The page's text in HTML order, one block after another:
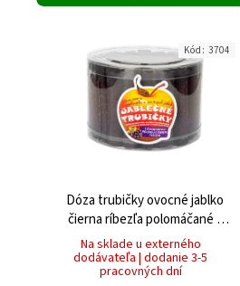
Dóza trubičky ovocné jablko
čierna ríbezľa polomáčané s
čokoládou 540g
Na sklade u externého
dodávateľa | dodanie 3-5
pracovných dní
Kód: 3704